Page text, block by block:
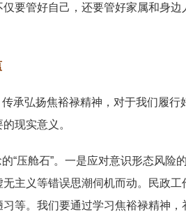
要管好自己，还要管好家属和身边
承弘扬焦裕禄精神，对于我们履行
现实意义。
“压舱石”。一是应对意识形态风险
主义等错误思潮伺机而动。民政工
等。我们要通过学习焦裕禄精神，